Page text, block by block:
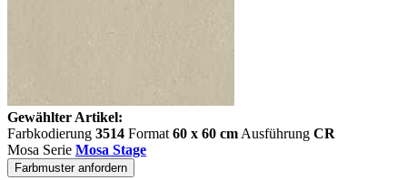
Gewählter Artikel:
Farbkodierung 3514 Format 60 x 60 cm Ausführung CR
Mosa Serie Mosa Stage
Farbmuster anfordern